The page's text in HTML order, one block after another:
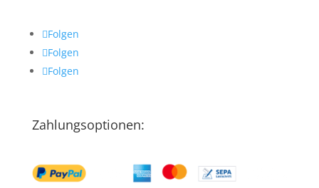
Folgen
Folgen
Folgen
Zahlungsoptionen: